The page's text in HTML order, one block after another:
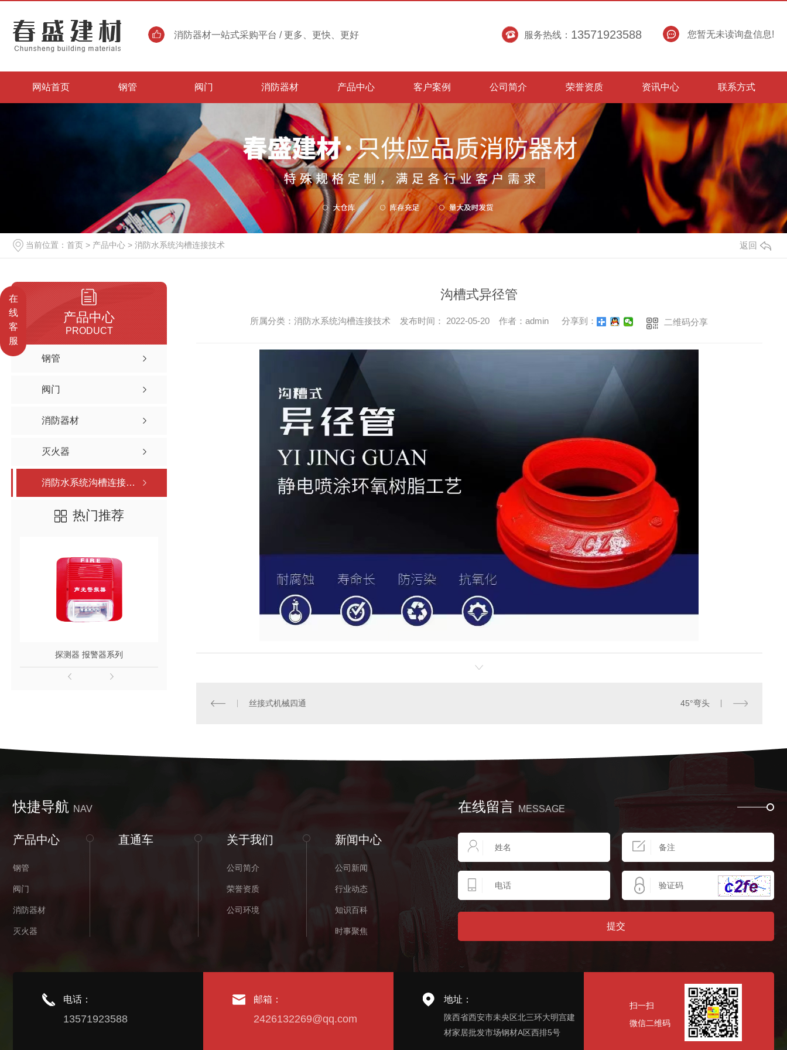
消防器材一站式采购平台 / 更多、更快、更好 您暂无未读询盘信息!
服务热线： 13571923588
网站首页 钢管 阀门 消防器材 产品中心 客户案例 公司简介 荣誉资质 资讯中心 联系方式
当前位置： 首页 > 产品中心 > 消防水系统沟槽连接技术 返回
产品中心
PRODUCT
钢管
阀门
消防器材
灭火器
消防水系统沟槽连接技术
热门推荐
探测器 报警器系列 泡沫系列 水泵接合器系列 软管卷盘 轻便水龙系列
沟槽式异径管
所属分类：消防水系统沟槽连接技术 发布时间： 2022-05-20 作者：admin 分享到： 二维码分享
丝接式机械四通 45°弯头
快捷导航 NAV
产品中心
钢管
阀门
消防器材
灭火器
直通车 关于我们
公司简介
荣誉资质
公司环境
新闻中心
公司新闻
行业动态
知识百科
时事聚焦
在线留言 MESSAGE
提交
扫一扫
微信二维码
电话：
13571923588
邮箱：
2426132269@qq.com
地址：
陕西省西安市未央区北三环大明宫建
材家居批发市场钢材A区西排5号
在
线
客
服